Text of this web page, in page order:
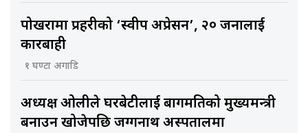
पोखरामा प्रहरीको ‘स्वीप अप्रेसन’, २० जनालाई
कारबाही
१ घण्टा अगाडि
अध्यक्ष ओलीले घरबेटीलाई बागमतिको मुख्यमन्त्री
बनाउन खोजेपछि जग्गनाथ अस्पतालमा